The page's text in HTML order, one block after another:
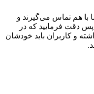
با هم تماس می‌گیرند و
دقت فرمایید که در
و کاربران باید خودشان